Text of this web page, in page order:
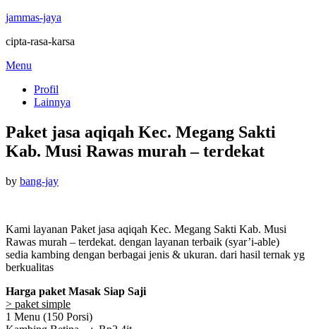
jammas-jaya
cipta-rasa-karsa
Skip
content
Menu
Profil
Lainnya
Paket jasa aqiqah Kec. Megang Sakti
Kab. Musi Rawas murah – terdekat
by bang-jayPosted
Kami layanan Paket jasa aqiqah Kec. Megang Sakti Kab. Musi
Rawas murah – terdekat. dengan layanan terbaik (syar’i-able)
sedia kambing dengan berbagai jenis & ukuran. dari hasil ternak yg
berkualitas
Harga paket Masak Siap Saji
> paket simple
1 Menu (150 Porsi)